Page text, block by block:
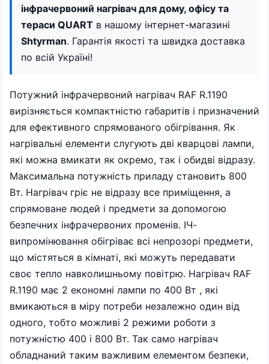
інфрачервоний нагрівач для дому, офісу та
тераси QUART в нашому інтернет-магазині
Shtyrman. Гарантія якості та швидка доставка
по всій Україні!
Потужний інфрачервоний нагрівач RAF R.1190
вирізняється компактністю габаритів і призначений
для ефективного спрямованого обігрівання. Як
нагрівальні елементи слугують дві кварцові лампи,
які можна вмикати як окремо, так і обидві відразу.
Максимальна потужність приладу становить 800
Вт. Нагрівач гріє не відразу все приміщення, а
спрямоване людей і предмети за допомогою
безпечних інфрачервоних променів. ІЧ-
випромінювання обігріває всі непрозорі предмети,
що містяться в кімнаті, які можуть передавати
своє тепло навколишньому повітрю. Нагрівач RAF
R.1190 має 2 економні лампи по 400 Вт , які
вмикаються в міру потреби незалежно один від
одного, тобто можливі 2 режими роботи з
потужністю 400 і 800 Вт. Так само нагрівач
обладнаний таким важливим елементом безпеки,